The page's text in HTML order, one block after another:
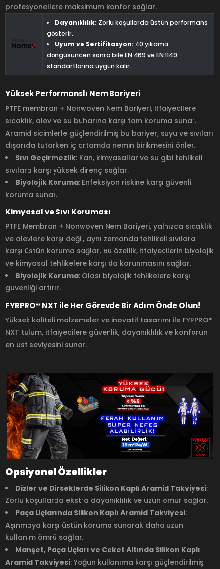
profesyonellere maksimum konfor sağlar.
Dayanıklılık: Zorlu koşullarda üstün performans
gösterir.
Uyum ve Sertifikasyon: 40 yıkama
döngüsünden sonra bile EN 469 ve EN 1149
standartlarına uygun kalır.
Yüksek Performanslı Nem Bariyeri
PTFE membran + Nonwoven Nem Bariyeri, itfaiyecilere
sıcaklık, alev ve su buharına karşı tam koruma sunar.
Aramid sicimlerle güçlendirilmiş bu bariyer, suyu ve sıvıları
dışarıda tutarken iç ortamda nemin birikmesini önler.
Sıvı Geçirmezlik: Kan, kimyasallar ve su gibi tehlikeli
sıvılara karşı yüksek direnç sağlar.
Biyolojik Koruma: Enfeksiyon riskine karşı güvenli
koruma sunar.
Kimyasal ve Sıvı Koruması
PTFE Membran + Nonwoven Nem Bariyeri, yalnızca sıcaklık
ve alevlere karşı değil, aynı zamanda tehlikeli sıvılara
karşı üstün koruma sağlar. Bu özellik, itfaiyecilerin biyolojik
ve kimyasal tehlikelere karşı da korunmasını sağlar.
Biyolojik Koruma: Olası biyolojik tehlikelere karşı
güvenliği artırır.
FYRPRO® NXT ile Her Görevde Bir Adım Önde Olun!
Yüksek kaliteli malzemeler ve inovatif tasarımı ile FYRPRO®
NXT tulum, itfaiyecilere güvenlik, dayanıklılık ve konforun
en üst seviyesini sunar.
Opsiyonel Özellikler
Dizler ve Dirseklerde Silikon Kaplı Aramid Takviyesi:
Zorlu koşullarda ekstra dayanıklılık ve uzun ömür sağlar.
Paça Uçlarında Silikon Kaplı Aramid Takviyesi:
Aşınmaya karşı üstün koruma sunarak daha uzun
kullanım ömrü sağlar.
Manşet, Paça Uçları ve Ceket Altında Silikon Kaplı
Aramid Takviyesi: Yoğun kullanıma karşı güçlendirilmiş